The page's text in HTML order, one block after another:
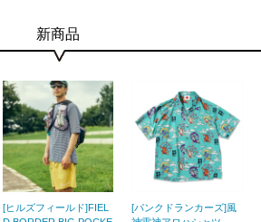
新商品
[ヒルズフィールド]FIEL
[パンクドランカーズ]風